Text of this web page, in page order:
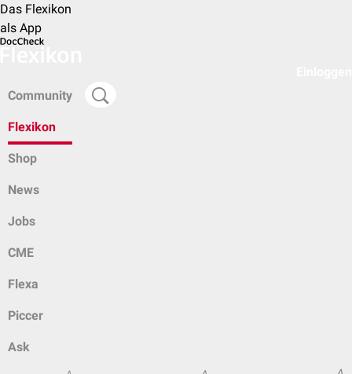
Das Flexikon
als App
Community
Flexikon
Shop
News
Jobs
CME
Flexa
Piccer
Ask